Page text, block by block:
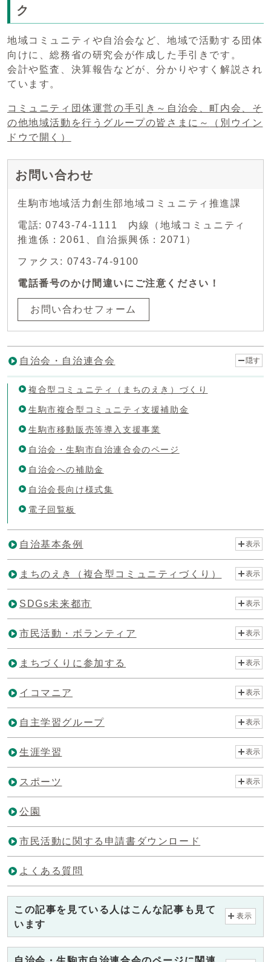
ク
地域コミュニティや自治会など、地域で活動する団体
向けに、総務省の研究会が作成した手引きです。
会計や監査、決算報告などが、分かりやすく解説され
ています。
コミュニティ団体運営の手引き～自治会、町内会、そ
の他地域活動を行うグループの皆さまに～
（別ウイン
ドウで開く）
お問い合わせ
生駒市地域活力創生部地域コミュニティ推進課
電話: 0743-74-1111 内線（地域コミュニティ
推進係：2061、自治振興係：2071）
ファクス: 0743-74-9100
電話番号のかけ間違いにご注意ください！
お問い合わせフォーム
自治会・自治連合会 隠す
複合型コミュニティ（まちのえき）づくり
生駒市複合型コミュニティ支援補助金
生駒市移動販売等導入支援事業
自治会・生駒市自治連合会のページ
自治会への補助金
自治会長向け様式集
電子回覧板
自治基本条例 表示
まちのえき（複合型コミュニティづくり） 表示
SDGs未来都市 表示
市民活動・ボランティア 表示
まちづくりに参加する 表示
イコマニア 表示
自主学習グループ 表示
生涯学習 表示
スポーツ 表示
公園
市民活動に関する申請書ダウンロード
よくある質問
この記事を見ている人はこんな記事も見て
います
表示